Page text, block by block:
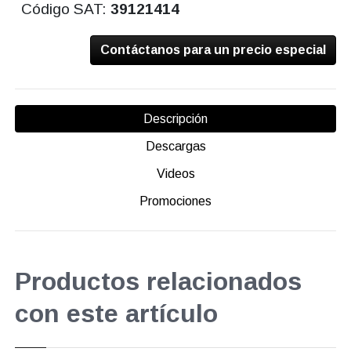
Código SAT:39121414
Contáctanos para un precio especial
Descripción
Descargas
Videos
Promociones
Productos relacionados
con este artículo